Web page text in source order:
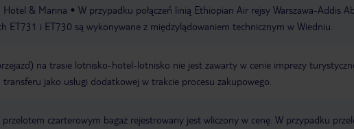
Hotel & Marina
W przypadku połączeń linią Ethiopian Air rejsy Warszawa-Addis
ET731 i ET730 są wykonywane z międzylądowaniem technicznym w Wiedniu.
na trasie lotnisko-hotel-lotnisko nie jest zawarty w cenie imprezy
jako usługi dodatkowej w trakcie procesu zakupowego.
czarterowym bagaż rejestrowany jest wliczony w cenę. W przypadku